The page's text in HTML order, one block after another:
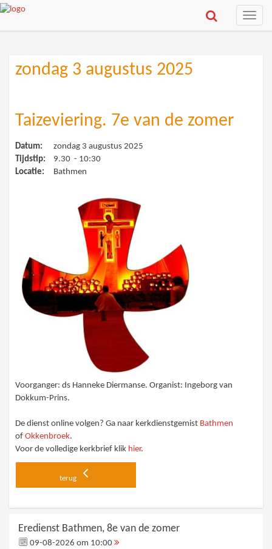
Toggle
zondag 3 augustus 2025
Taizeviering. 7e van de zomer
Datum:
zondag 3 augustus 2025
Tijdstip:
9.30 - 10:30
Locatie:
Bathmen
Voorganger: ds Hanneke Diermanse. Organist: Ingeborg van
Dokkum-Prins.
De dienst online volgen? Ga naar kerkdienstgemist Bathmen
ofOkkenbroek.
Voor de volledige kerkbrief klik hier.
terug
Eredienst Bathmen, 8e van de zomer
09-08-2026 om 10:00